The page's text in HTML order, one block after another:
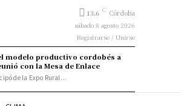
13.6 C Córdoba
sábado 8 agosto 2026
Registrarse / Unirse
modelo productivo cordobés a
con la Mesa de Enlace
de la Expo Rural...